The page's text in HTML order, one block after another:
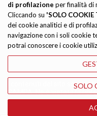
I contenuti del sito sono
CAMPA. Ne è vietata la
di profilazione per finalità di
Cliccando su 'SOLO COOKIE
dei cookie analitici e di
navigazione con i soli cookie
potrai conoscere i cookie
SOLO